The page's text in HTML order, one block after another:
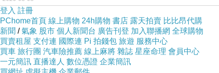
登入 註冊
PChome首頁 線上購物 24h購物 書店 露天拍賣 比比昂代購
新聞 /氣象 股市 個人新聞台 廣告刊登 加入聯播網 全球購物
買賣租屋 支付連 國際連 Pi 拍錢包 旅遊 服務中心
買車 旅行團 汽車險推薦 線上麻將 雜誌 星座命理 會員中心
一元簡訊 直播達人 數位憑證 企業簡訊